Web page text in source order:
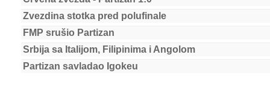
Zvezdina stotka pred polufinale
FMP srušio Partizan
Srbija sa Italijom, Filipinima i Angolom
Partizan savladao Igokeu